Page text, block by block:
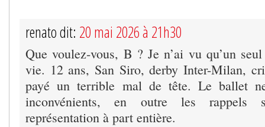
renato dit: 20 mai 2026 à 21h30
Que voulez-vous, B ? Je n’ai vu qu’un
vie. 12 ans, San Siro, derby Inter-Milan,
payé un terrible mal de tête. Le ballet
inconvénients, en outre les rappels
représentation à part entière.